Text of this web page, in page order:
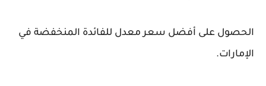
الحصول على أفضل سعر معدل للفائدة المنخفضة في
الإمارات.